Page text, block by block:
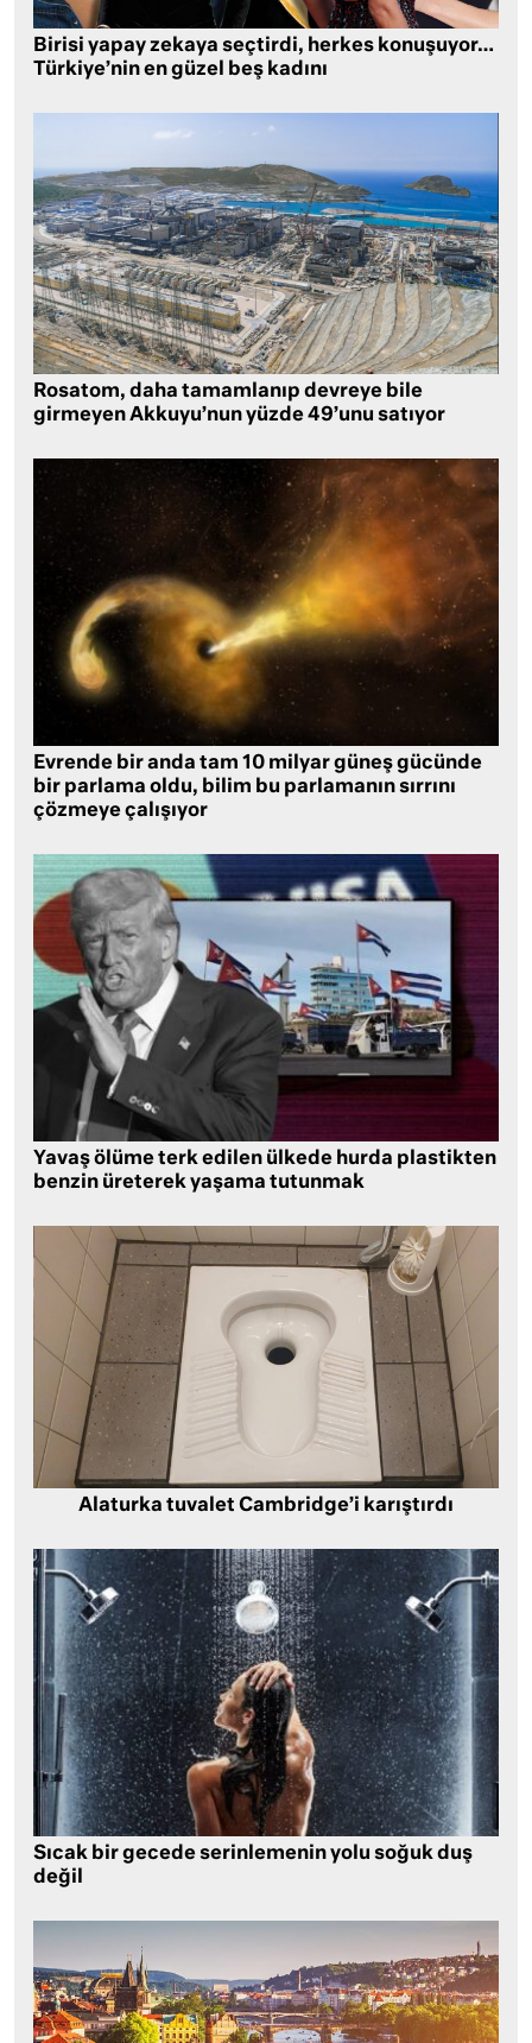
Birisi yapay zekaya seçtirdi, herkes konuşuyor…
Türkiye’nin en güzel beş kadını
Rosatom, daha tamamlanıp devreye bile
girmeyen Akkuyu’nun yüzde 49’unu satıyor
Evrende bir anda tam 10 milyar güneş gücünde
bir parlama oldu, bilim bu parlamanın sırrını
çözmeye çalışıyor
Yavaş ölüme terk edilen ülkede hurda plastikten
benzin üreterek yaşama tutunmak
Alaturka tuvalet Cambridge’i karıştırdı
Sıcak bir gecede serinlemenin yolu soğuk duş
değil